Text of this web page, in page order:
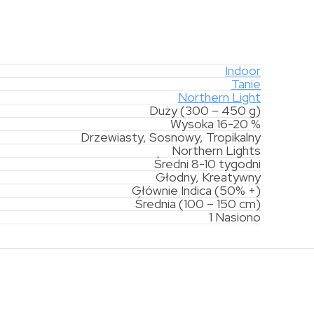
Indoor
Tanie
Northern Light
Duży (300 – 450 g)
Wysoka 16-20 %
Drzewiasty, Sosnowy, Tropikalny
Northern Lights
Średni 8-10 tygodni
Głodny, Kreatywny
Głównie Indica (50% +)
Średnia (100 – 150 cm)
1 Nasiono